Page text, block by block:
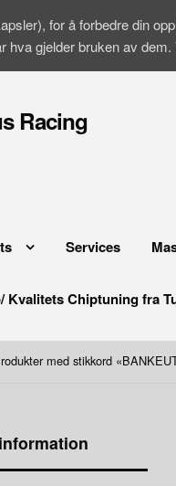
Racing
Services
Kvalitets Chiptuning fra
med stikkord
for å forbedre din
hva gjelder bruken av